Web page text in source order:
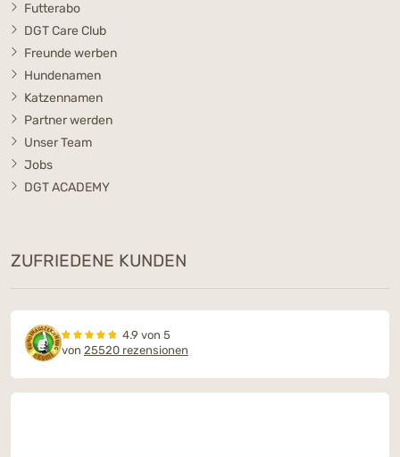
Futterabo
DGT Care Club
Freunde werben
Hundenamen
Katzennamen
Partner werden
Unser Team
Jobs
DGT ACADEMY
ZUFRIEDENE KUNDEN
4.9 von 5
von 25520 rezensionen